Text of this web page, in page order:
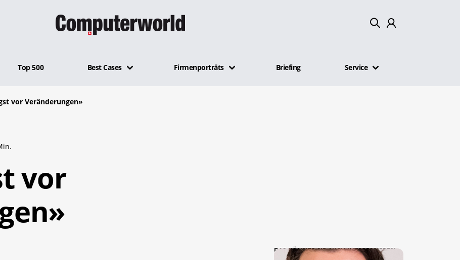
Top 500 Best Cases Firmenporträts Briefing Service
vor Veränderungen»
vor
DAS KÖNNTE SIE AUCH INTERESSIEREN: